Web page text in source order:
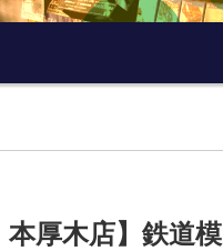
本厚木店】鉄道模